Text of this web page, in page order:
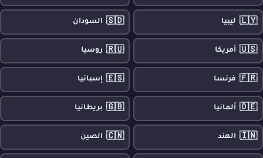
🇱🇾 ليبيا 🇸🇩 السودان
🇺🇸 أمريكا 🇷🇺 روسيا
🇫🇷 فرنسا 🇪🇸 إسبانيا
🇩🇪 ألمانيا 🇬🇧 بريطانيا
🇮🇳 الهند 🇨🇳 الصين